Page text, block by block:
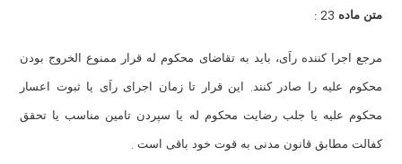
متن ماده 23 :
مرجع اجرا کننده راَی، باید به تقاضای محکوم له قرار ممنوع الخروج بودن
محکوم علیه را صادر کنند . این قرار تا زمان اجرای راَی یا ثبوت اعسار
محکوم علیه یا جلب رضایت محکوم له یا سپردن تامین مناسب یا تحقق
کفالت مطابق قانون مدنی به قوت خود باقی است .